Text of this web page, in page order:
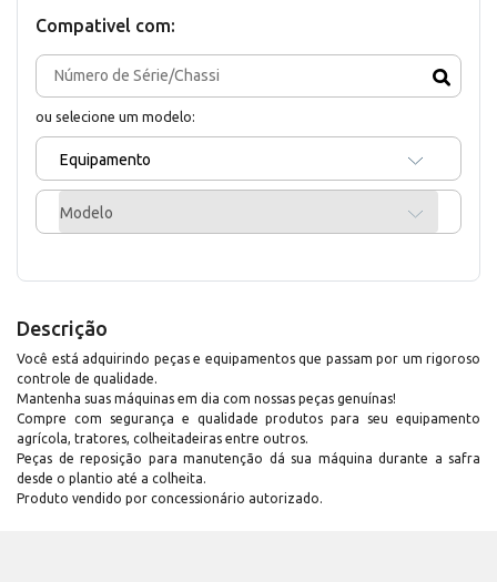
Compativel com:
ou selecione um modelo:
Equipamento
Modelo
Descrição
Você está adquirindo peças e equipamentos que passam por um rigoroso
controle de qualidade.
Mantenha suas máquinas em dia com nossas peças genuínas!
Compre com segurança e qualidade produtos para seu equipamento
agrícola, tratores, colheitadeiras entre outros.
Peças de reposição para manutenção dá sua máquina durante a safra
desde o plantio até a colheita.
Produto vendido por concessionário autorizado.